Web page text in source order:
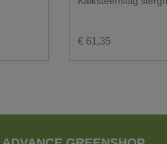
€ 61,35